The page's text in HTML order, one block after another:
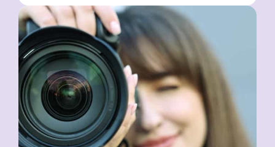
Оставить заявку
именинникам
10%